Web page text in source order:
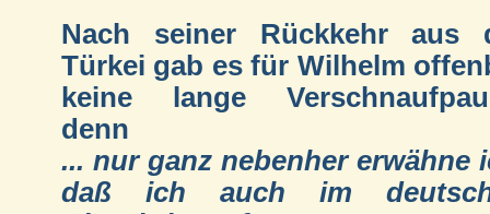
Nach seiner Rückkehr aus
Türkei gab es für Wilhelm
keine lange
denn
... nur ganz nebenher erwähne
daß ich auch im